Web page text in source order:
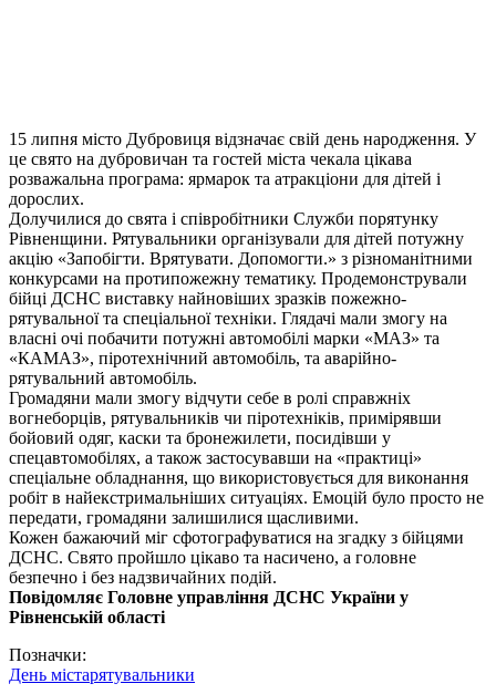
15 липня місто Дубровиця відзначає свій день народження. У
це свято на дубровичан та гостей міста чекала цікава
розважальна програма: ярмарок та атракціони для дітей і
дорослих.
Долучилися до свята і співробітники Служби порятунку
Рівненщини. Рятувальники організували для дітей потужну
акцію «Запобігти. Врятувати. Допомогти.» з різноманітними
конкурсами на протипожежну тематику. Продемонстрували
бійці ДСНС виставку найновіших зразків пожежно-
рятувальної та спеціальної техніки. Глядачі мали змогу на
власні очі побачити потужні автомобілі марки «МАЗ» та
«КАМАЗ», піротехнічний автомобіль, та аварійно-
рятувальний автомобіль.
Громадяни мали змогу відчути себе в ролі справжніх
вогнеборців, рятувальників чи піротехніків, примірявши
бойовий одяг, каски та бронежилети, посидівши у
спецавтомобілях, а також застосувавши на «практиці»
спеціальне обладнання, що використовується для виконання
робіт в найекстримальніших ситуаціях. Емоцій було просто не
передати, громадяни залишилися щасливими.
Кожен бажаючий міг сфотографуватися на згадку з бійцями
ДСНС. Свято пройшло цікаво та насичено, а головне
безпечно і без надзвичайних подій.
Повідомляє Головне управління ДСНС України у
Рівненській області
Позначки:
День містарятувальники